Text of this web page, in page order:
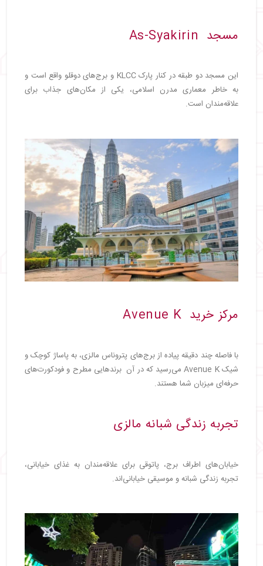
مسجد As‑Syakirin
این مسجد دو طبقه در کنار پارک KLCC و برج‌های دوقلو واقع است و
به خاطر معماری مدرن اسلامی، یکی‌ از مکان‌های جذاب برای
علاقه‌مندان است.
مرکز خرید Avenue K
با فاصله چند دقیقه پیاده از برج‌های پتروناس مالزی، به پاساژ کوچک و
شیک Avenue K می‌رسید که در آن برندهایی مطرح و فودکورت‌های
حرفه‌ای میزبان شما هستند.
تجربه زندگی شبانه مالزی
خیابان‌های اطراف برج، پاتوقی برای علاقه‌مندان به غذای خیابانی،
تجربه زندگی شبانه و موسیقی خیابانی‌اند.